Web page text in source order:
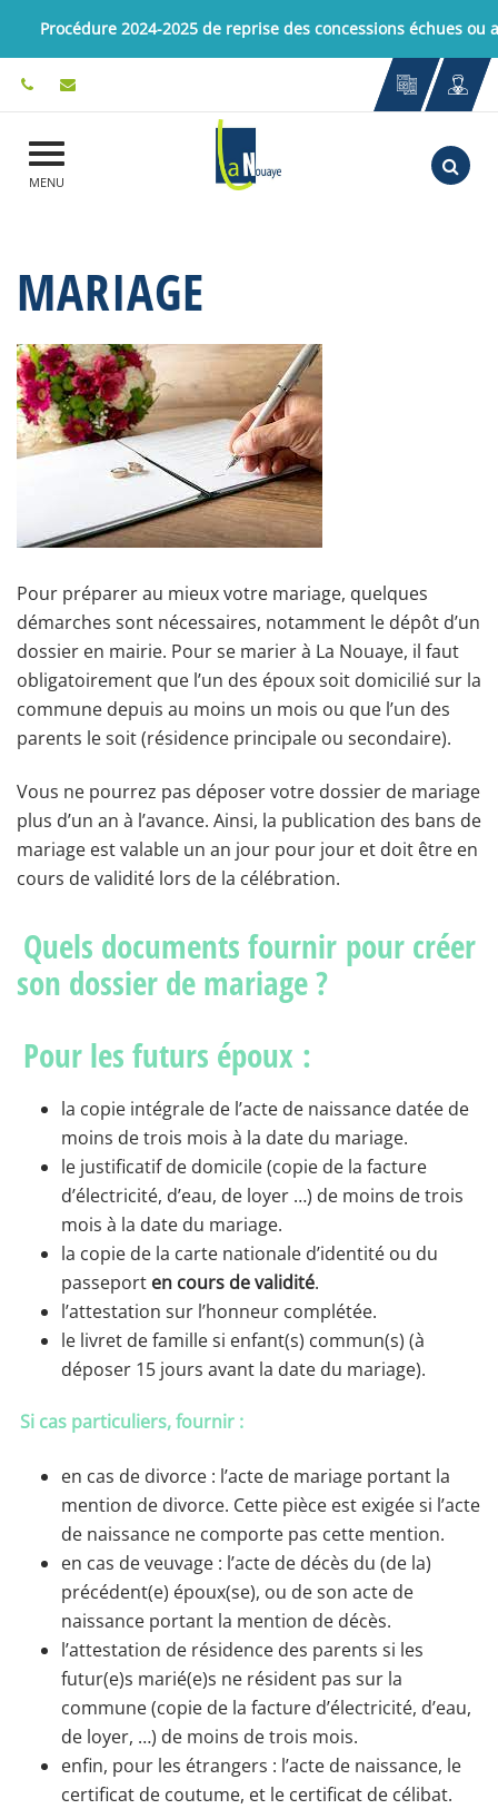
Procédure 2024-2025 de reprise des concessions échues ou
MENU Aller
MARIAGE
Pour préparer au mieux votre mariage, quelques
démarches sont nécessaires, notamment le dépôt d’un
dossier en mairie. Pour se marier à La Nouaye, il faut
obligatoirement que l’un des époux soit domicilié sur la
commune depuis au moins un mois ou que l’un des
parents le soit (résidence principale ou secondaire).
Vous ne pourrez pas déposer votre dossier de mariage
plus d’un an à l’avance. Ainsi, la publication des bans de
mariage est valable un an jour pour jour et doit être en
cours de validité lors de la célébration.
Quels documents fournir pour créer
son dossier de mariage ?
Pour les futurs époux :
la copie intégrale de l’acte de naissance datée de
moins de trois mois à la date du mariage.
le justificatif de domicile (copie de la facture
d’électricité, d’eau, de loyer …) de moins de trois
mois à la date du mariage.
la copie de la carte nationale d’identité ou du
passeport en cours de validité.
l’attestation sur l’honneur complétée.
le livret de famille si enfant(s) commun(s) (à
déposer 15 jours avant la date du mariage).
Si cas particuliers, fournir :
en cas de divorce : l’acte de mariage portant la
mention de divorce. Cette pièce est exigée si l’acte
de naissance ne comporte pas cette mention.
en cas de veuvage : l’acte de décès du (de la)
précédent(e) époux(se), ou de son acte de
naissance portant la mention de décès.
l’attestation de résidence des parents si les
futur(e)s marié(e)s ne résident pas sur la
commune (copie de la facture d’électricité, d’eau,
de loyer, …) de moins de trois mois.
enfin, pour les étrangers : l’acte de naissance, le
certificat de coutume, et le certificat de célibat.